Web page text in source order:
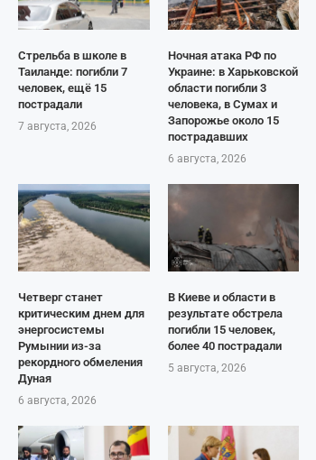
Стрельба в школе в
Таиланде: погибли 7
человек, ещё 15
пострадали
7 августа, 2026
Ночная атака РФ по
Украине: в Харьковской
области погибли 3
человека, в Сумах и
Запорожье около 15
пострадавших
6 августа, 2026
Четверг станет
критическим днем для
энергосистемы
Румынии из-за
рекордного обмеления
Дуная
6 августа, 2026
В Киеве и области в
результате обстрела
погибли 15 человек,
более 40 пострадали
5 августа, 2026